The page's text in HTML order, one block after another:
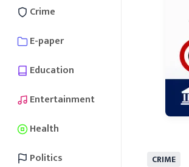
Crime
E-paper
Education
Entertainment
Health
Politics
CRIME